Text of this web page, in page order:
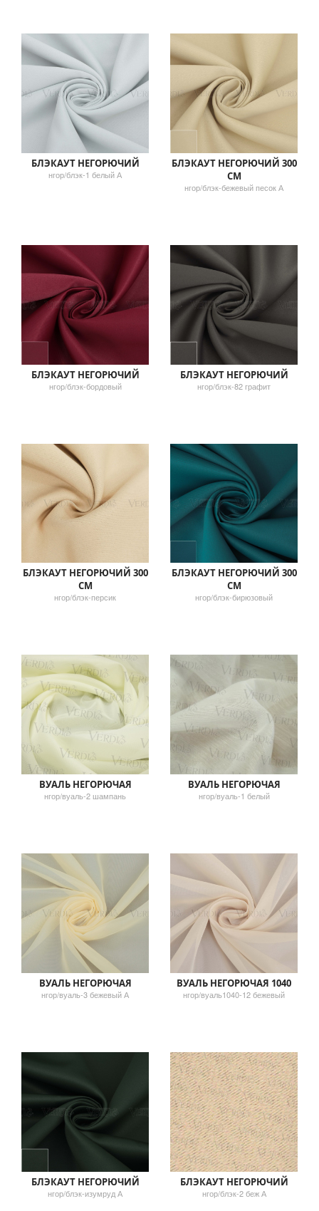
БЛЭКАУТ НЕГОРЮЧИЙ
нгор/блэк-1 белый А
БЛЭКАУТ НЕГОРЮЧИЙ 300
СМ
нгор/блэк-бежевый песок А
БЛЭКАУТ НЕГОРЮЧИЙ
нгор/блэк-бордовый
БЛЭКАУТ НЕГОРЮЧИЙ
нгор/блэк-82 графит
БЛЭКАУТ НЕГОРЮЧИЙ 300
СМ
нгор/блэк-персик
БЛЭКАУТ НЕГОРЮЧИЙ 300
СМ
нгор/блэк-бирюзовый
ВУАЛЬ НЕГОРЮЧАЯ
нгор/вуаль-2 шампань
ВУАЛЬ НЕГОРЮЧАЯ
нгор/вуаль-1 белый
ВУАЛЬ НЕГОРЮЧАЯ
нгор/вуаль-3 бежевый А
ВУАЛЬ НЕГОРЮЧАЯ 1040
нгор/вуаль1040-12 бежевый
БЛЭКАУТ НЕГОРЮЧИЙ
нгор/блэк-изумруд А
БЛЭКАУТ НЕГОРЮЧИЙ
нгор/блэк-2 беж А